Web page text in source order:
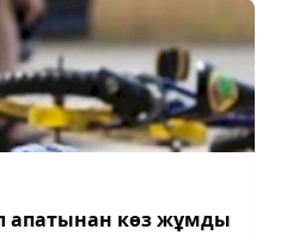
апатынан көз жұмды